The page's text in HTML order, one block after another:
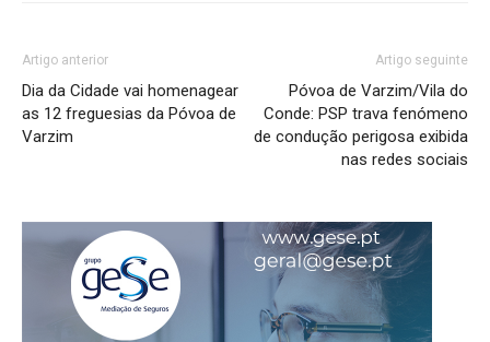
Artigo anterior
Dia da Cidade vai homenagear
as 12 freguesias da Póvoa de
Varzim
Artigo seguinte
Póvoa de Varzim/Vila do
Conde: PSP trava fenómeno
de condução perigosa exibida
nas redes sociais